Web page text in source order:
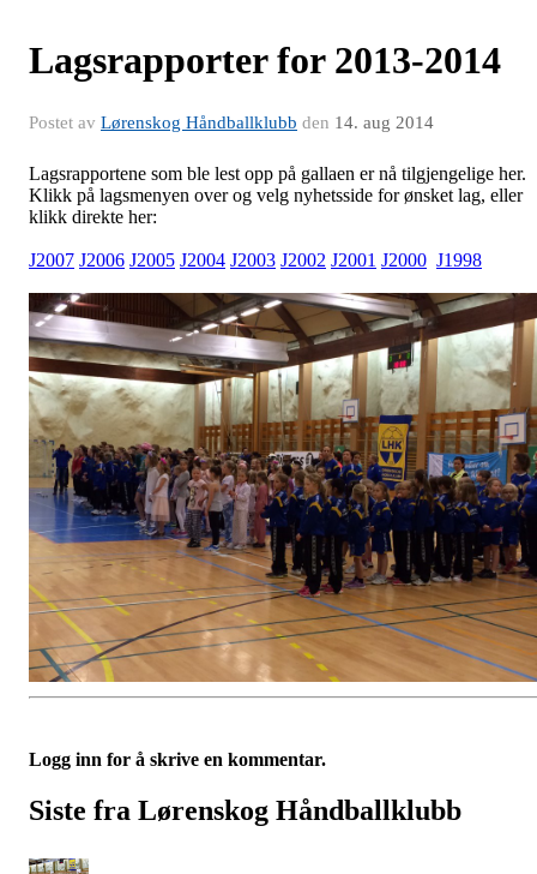
Lagsrapporter for 2013-2014
Postet av Lørenskog Håndballklubb den 14. aug 2014
Lagsrapportene som ble lest opp på gallaen er nå tilgjengelige her.
Klikk på lagsmenyen over og velg nyhetsside for ønsket lag, eller
klikk direkte her:
J2007 J2006 J2005 J2004 J2003 J2002 J2001 J2000 J1998
Logg inn for å skrive en kommentar.
Siste fra Lørenskog Håndballklubb